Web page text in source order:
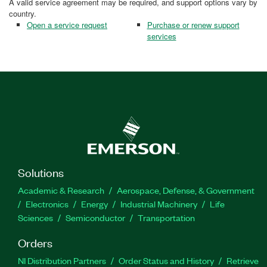
country.
Open a service request
Purchase or renew support
services
Solutions
Academic & Research
Aerospace, Defense, & Government
Electronics
Energy Industrial Machinery
Life
Sciences
Semiconductor Transportation
Orders
NI Distribution Partners Order Status and History Retrieve